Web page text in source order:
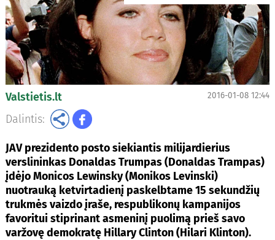
Valstietis.lt 2016-01-08 12:44
Dalintis:
JAV prezidento posto siekiantis milijardierius
verslininkas Donaldas Trumpas (Donaldas Trampas)
įdėjo Monicos Lewinsky (Monikos Levinski)
nuotrauką ketvirtadienį paskelbtame 15 sekundžių
trukmės vaizdo įraše, respublikonų kampanijos
favoritui stiprinant asmeninį puolimą prieš savo
varžovę demokratę Hillary Clinton (Hilari Klinton).